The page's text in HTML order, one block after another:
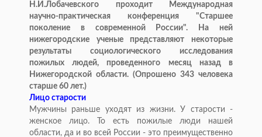
Н.И.Лобачевского проходит Международная
научно-практическая конференция "Старшее
поколение в современной России". На ней
нижегородские ученые представляют некоторые
результаты социологического исследования
пожилых людей, проведенного месяц назад в
Нижегородской области. (Опрошено 343 человека
старше 60 лет.)
Лицо старости
Мужчины раньше уходят из жизни. У старости -
женское лицо. То есть пожилые люди нашей
области, да и во всей России - это преимущественно